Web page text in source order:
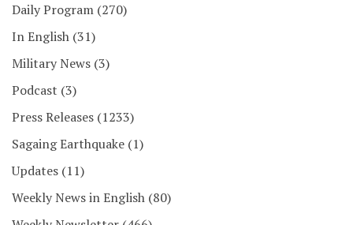
Daily Program (270)
In English (31)
Military News (3)
Podcast (3)
Press Releases (1233)
Sagaing Earthquake (1)
Updates (11)
Weekly News in English (80)